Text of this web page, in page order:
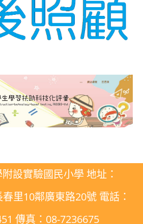
設實驗國民小學 地址：
里10鄰廣東路20號 電話：
傳真：08-7236675